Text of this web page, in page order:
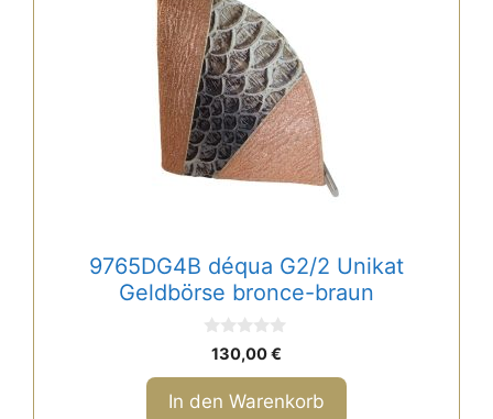
9765DG4B déqua G2/2 Unikat
Geldbörse bronce-braun
0
o
n
5
130,00€
In den Warenkorb